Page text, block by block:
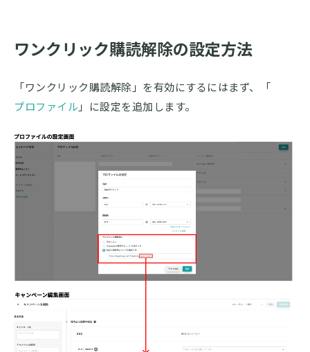
ワンクリック購読解除の設定方法
「ワンクリック購読解除」を有効にするにはまず、「
プロファイル 」に設定を追加します。